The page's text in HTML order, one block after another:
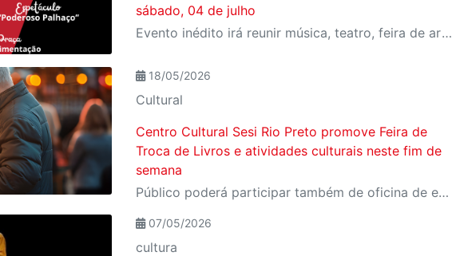
sábado, 04 de julho
Evento inédito irá reunir música, teatro, feira de artesanato, gastronomia, espaço kids e muito mais, com entrada gratuita
18/05/2026
Cultural
Centro Cultural Sesi Rio Preto promove Feira de
Troca de Livros e atividades culturais neste fim de
semana
Público poderá participar também de oficina de escrita criativa e um passeio fotográfico pela represa municipal
07/05/2026
cultura